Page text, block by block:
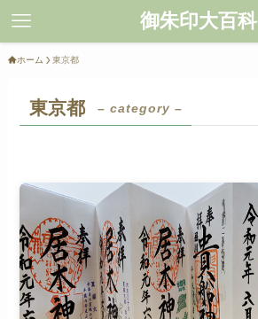
御朱印大百科
ホーム 東京都
東京都 – category –